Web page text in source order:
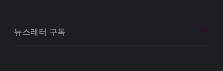
뉴스레터 구독